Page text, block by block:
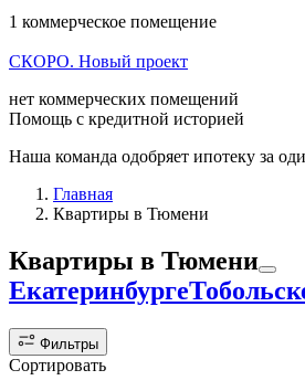
1 коммерческое помещение
СКОРО. Новый проект
нет коммерческих помещений
Помощь с кредитной историей
Наша команда одобряет ипотеку за
Главная
Квартиры в Тюмени
Квартиры в Тюмени
Екатеринбурге
Фильтры
Сортировать